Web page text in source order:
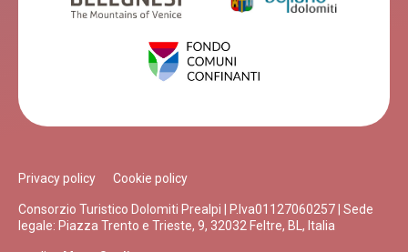
Privacy policy Cookie policy
Consorzio Turistico Dolomiti Prealpi | P.Iva01127060257 | Sede
legale: Piazza Trento e Trieste, 9, 32032 Feltre, BL, Italia